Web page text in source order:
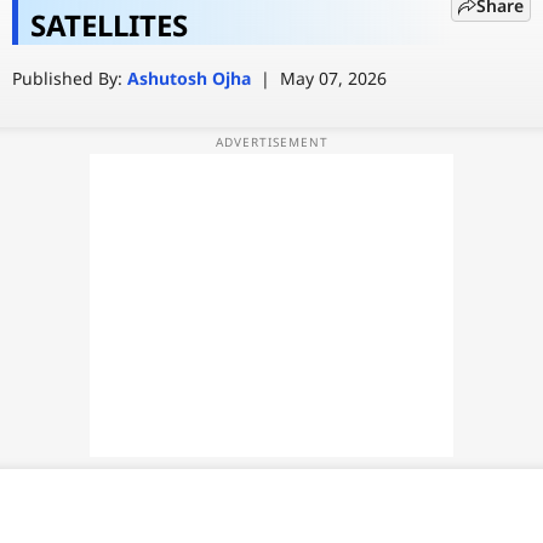
वेब स्टोरी
SATELLITES
Share
सैटेलाइट! ISRO ने किया बड़ा खुलासा
Published By: Ashutosh Ojha | May 07, 2026